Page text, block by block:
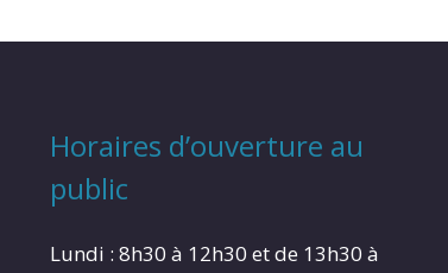
Horaires d’ouverture au
public
Lundi : 8h30 à 12h30 et de 13h30 à